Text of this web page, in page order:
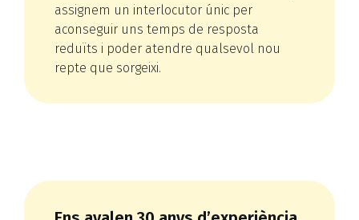
assignem un interlocutor únic per
aconseguir uns temps de resposta
reduïts i poder atendre qualsevol nou
repte que sorgeixi.